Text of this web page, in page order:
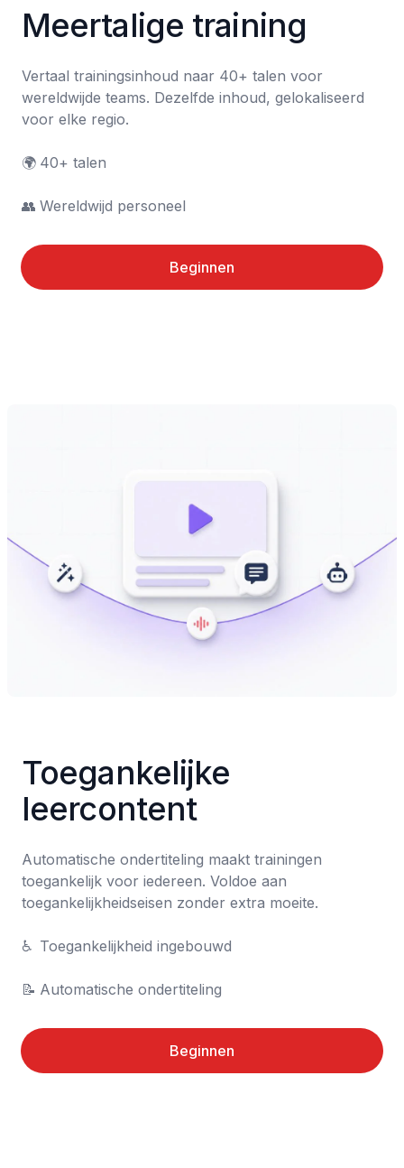
Meertalige training
Vertaal trainingsinhoud naar 40+ talen voor
wereldwijde teams. Dezelfde inhoud, gelokaliseerd
voor elke regio.
🌍	40+ talen
👥	Wereldwijd personeel
Beginnen
Toegankelijke
leercontent
Automatische ondertiteling maakt trainingen
toegankelijk voor iedereen. Voldoe aan
toegankelijkheidseisen zonder extra moeite.
♿	Toegankelijkheid ingebouwd
📝	Automatische ondertiteling
Beginnen